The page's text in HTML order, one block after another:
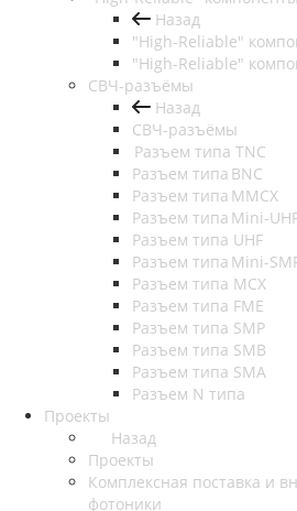
Назад
"High-Reliable"
"High-Reliable"
СВЧ-разъёмы
Назад
СВЧ-разъёмы
Разъем типа TNC
Разъем типа BNC
Разъем типа MMCX
Разъем типа Mini-
Разъем типа UHF
Разъем типа Mini-
Разъем типа MCX
Разъем типа FME
Разъем типа SMP
Разъем типа SMB
Разъем типа SMA
Разъем N типа
Проекты
Назад
Проекты
Комплексная поставка и
фотоники